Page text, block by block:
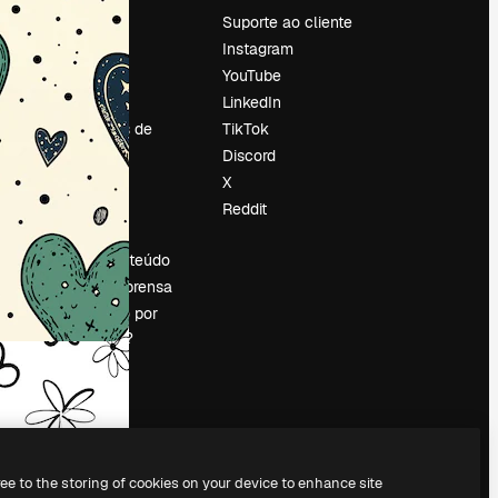
Preços
Sobre nós
Reviews
Emprego
Tendências de
pesquisa
Eventos
Slidesgo
Vender conteúdo
Sala de imprensa
Procurando por
magnific.ai?
Suporte ao cliente
Instagram
YouTube
LinkedIn
TikTok
Discord
X
Reddit
to the storing of cookies on your device to enhance site